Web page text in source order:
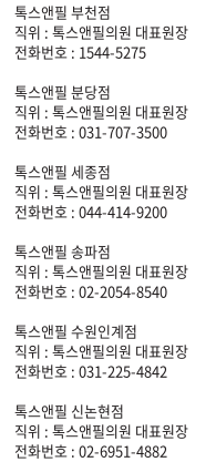
톡스앤필 부천점
직위 : 톡스앤필의원 대표원장
전화번호 : 1544-5275
톡스앤필 분당점
직위 : 톡스앤필의원 대표원장
전화번호 : 031-707-3500
톡스앤필 세종점
직위 : 톡스앤필의원 대표원장
전화번호 : 044-414-9200
톡스앤필 송파점
직위 : 톡스앤필의원 대표원장
전화번호 : 02-2054-8540
톡스앤필 수원인계점
직위 : 톡스앤필의원 대표원장
전화번호 : 031-225-4842
톡스앤필 신논현점
직위 : 톡스앤필의원 대표원장
전화번호 : 02-6951-4882